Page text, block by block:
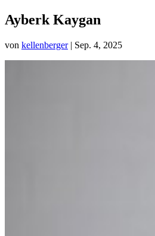
Ayberk Kaygan
von kellenberger| Sep. 4, 2025